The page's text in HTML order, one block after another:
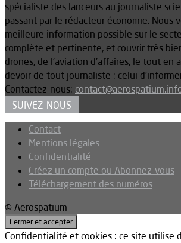
spécialiste des lanceurs au journaliste
passant par le rédacteur économie. Nous
meilleure information possible sur le
complète et pertinente, et couvrir très
drones, de l’aviation d’affaires, le tout en
devoir de tout journaliste : celui
Contactez-nous:
SUIVEZ-NOUS
Contact
Mentions légales
Confidentialité
Créez un compte ou Abonnez-vous
Téléchargement des numéros
© Aerospatium
Confidentialité et cookies : ce site utilise